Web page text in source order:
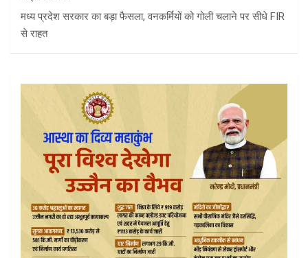
मध्य प्रदेश सरकार का बड़ा फैसला, वनकर्मियों को गोली चलाने पर सीधे FIR
से राहत